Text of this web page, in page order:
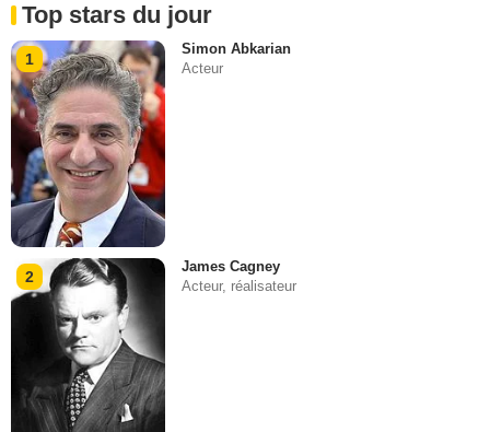
Top stars du jour
1
Simon Abkarian
Acteur
2
James Cagney
Acteur, réalisateur